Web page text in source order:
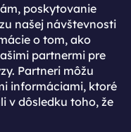
poskytovanie
našej návštevnosti
o tom, ako
partnermi pre
Partneri môžu
informáciami, ktoré
v dôsledku toho, že
registrovaných